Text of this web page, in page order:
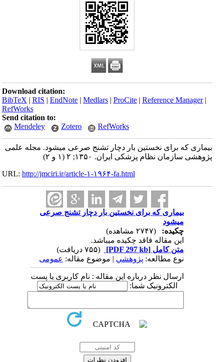
Download citation:
BibTeX |RIS |EndNote |Medlars |ProCite |Reference Manager
RefWorks
Send citation to:
Mendeley
Zotero RefWorks
بیماری که برای نخستین بار دچار تشنج صرعی میشود. مجله علمی
پژوهشی سازمان نظام پزشکی ایران. ۱۳۵۰; ۲ (۱ و ۲)
URL:http://jmciri.ir/article-۱-۱۹۶۴-fa.html
بیماری که برای نخستین بار دچار تشنج صرعی
میشود
چکیده:
این مقاله فاقد چکیده می​باشد.
متن کامل[PDF 297 kb]
نوع مطالعه:پژوهشي| موضوع مقاله:عمومى
ارسال نظر درباره این مقاله : نام کاربری یا پست
الکترونیک شما: